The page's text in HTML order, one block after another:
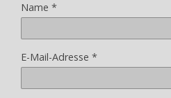
Name *
E-Mail-Adresse *